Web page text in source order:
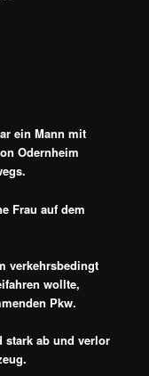
ein Mann mit
Odernheim
Frau auf dem
verkehrsbedingt
wollte,
Pkw.
stark ab und verlor